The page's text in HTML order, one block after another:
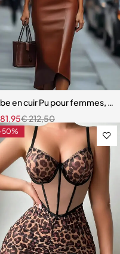
maille épissée et design
en cuir Pu pour femmes,
€212,50
50%